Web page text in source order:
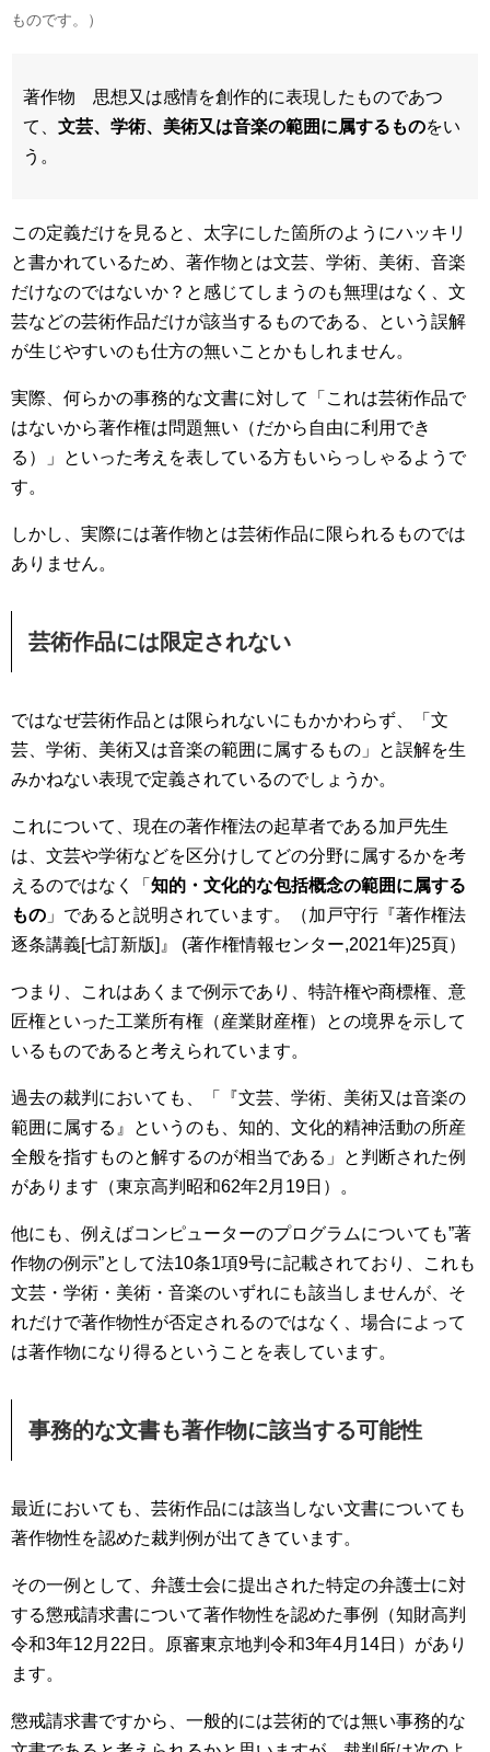
ものです。）
著作物 思想又は感情を創作的に表現したものであつ
て、 文芸、学術、美術又は音楽の範囲に属するものをい
う。
この定義だけを見ると、太字にした箇所のようにハッキリ
と書かれているため、著作物とは文芸、学術、美術、音楽
だけなのではないか？と感じてしまうのも無理はなく、文
芸などの芸術作品だけが該当するものである、という誤解
が生じやすいのも仕方の無いことかもしれません。
実際、何らかの事務的な文書に対して「これは芸術作品で
はないから著作権は問題無い（だから自由に利用でき
る）」といった考えを表している方もいらっしゃるようで
す。
しかし、実際には著作物とは芸術作品に限られるものでは
ありません。
芸術作品には限定されない
ではなぜ芸術作品とは限られないにもかかわらず、「文
芸、学術、美術又は音楽の範囲に属するもの」と誤解を生
みかねない表現で定義されているのでしょうか。
これについて、現在の著作権法の起草者である加戸先生
は、文芸や学術などを区分けしてどの分野に属するかを考
えるのではなく「 知的・文化的な包括概念の範囲に属する
もの 」であると説明されています。（加戸守行『著作権法
逐条講義[七訂新版]』 (著作権情報センター,2021年)25頁）
つまり、これはあくまで例示であり、特許権や商標権、意
匠権といった工業所有権（産業財産権）との境界を示して
いるものであると考えられています。
過去の裁判においても、「『文芸、学術、美術又は音楽の
範囲に属する』というのも、知的、文化的精神活動の所産
全般を指すものと解するのが相当である」と判断された例
があります（東京高判昭和62年2月19日）。
他にも、例えばコンピューターのプログラムについても”著
作物の例示”として法10条1項9号に記載されており、これも
文芸・学術・美術・音楽のいずれにも該当しませんが、そ
れだけで著作物性が否定されるのではなく、場合によって
は著作物になり得るということを表しています。
事務的な文書も著作物に該当する可能性
最近においても、芸術作品には該当しない文書についても
著作物性を認めた裁判例が出てきています。
その一例として、弁護士会に提出された特定の弁護士に対
する懲戒請求書について著作物性を認めた事例（知財高判
令和3年12月22日。原審東京地判令和3年4月14日）があり
ます。
懲戒請求書ですから、一般的には芸術的では無い事務的な